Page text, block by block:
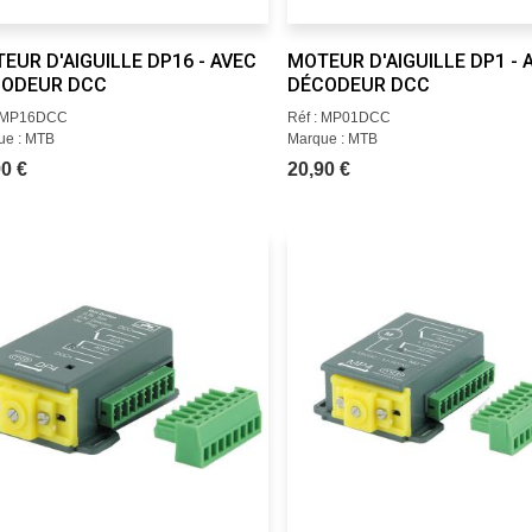
D'AIGUILLE DP16 - AVEC
DCC
: MTB
€
MOTEUR D'AIGUILLE DP1 -
DÉCODEUR DCC
Réf : MP01DCC
Marque : MTB
20,90 €